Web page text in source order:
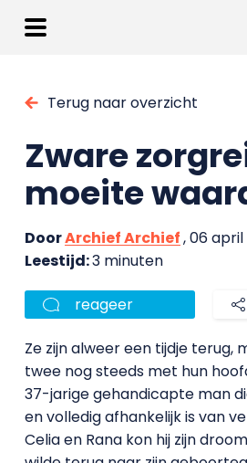
Terug naar overzicht
Zware
moeite
DoorArchief Archief, 06 april
Leestijd:3 minuten
reageer
Ze zijn alweer een tijdje terug,
twee nog steeds met hun
37-jarige gehandicapte man
en volledig afhankelijk is van
Celia en Rana kon hij zijn